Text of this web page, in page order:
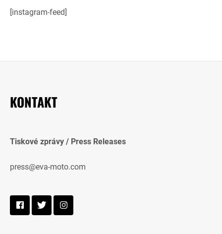
[instagram-feed]
KONTAKT
Tiskové zprávy / Press Releases
press@eva-moto.com